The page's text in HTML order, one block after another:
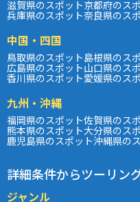
滋賀県のスポット京都府のス
兵庫県のスポット奈良県のス
中国・四国
鳥取県のスポット島根県のス
広島県のスポット山口県のス
香川県のスポット愛媛県のス
九州・沖縄
福岡県のスポット佐賀県のス
熊本県のスポット大分県のス
鹿児島県のスポット沖縄県の
詳細条件からツーリン
ジャンル